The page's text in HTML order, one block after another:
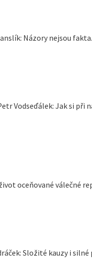
Názory nejsou
Vodseďálek: Jak si při
oceňované válečné
Složité kauzy i